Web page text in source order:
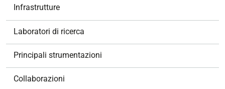
Infrastrutture
Laboratori di ricerca
Principali strumentazioni
Collaborazioni